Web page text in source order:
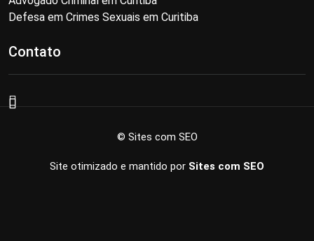
Defesa em Crimes Sexuais em Curitiba
Contato
© Sites com SEO
Site otimizado e mantido por Sites com SEO